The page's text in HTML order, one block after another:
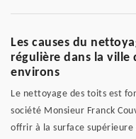
Les causes du
régulière dans la ville
environs
Le nettoyage des toits est
société Monsieur Franck
offrir à la surface supérieure